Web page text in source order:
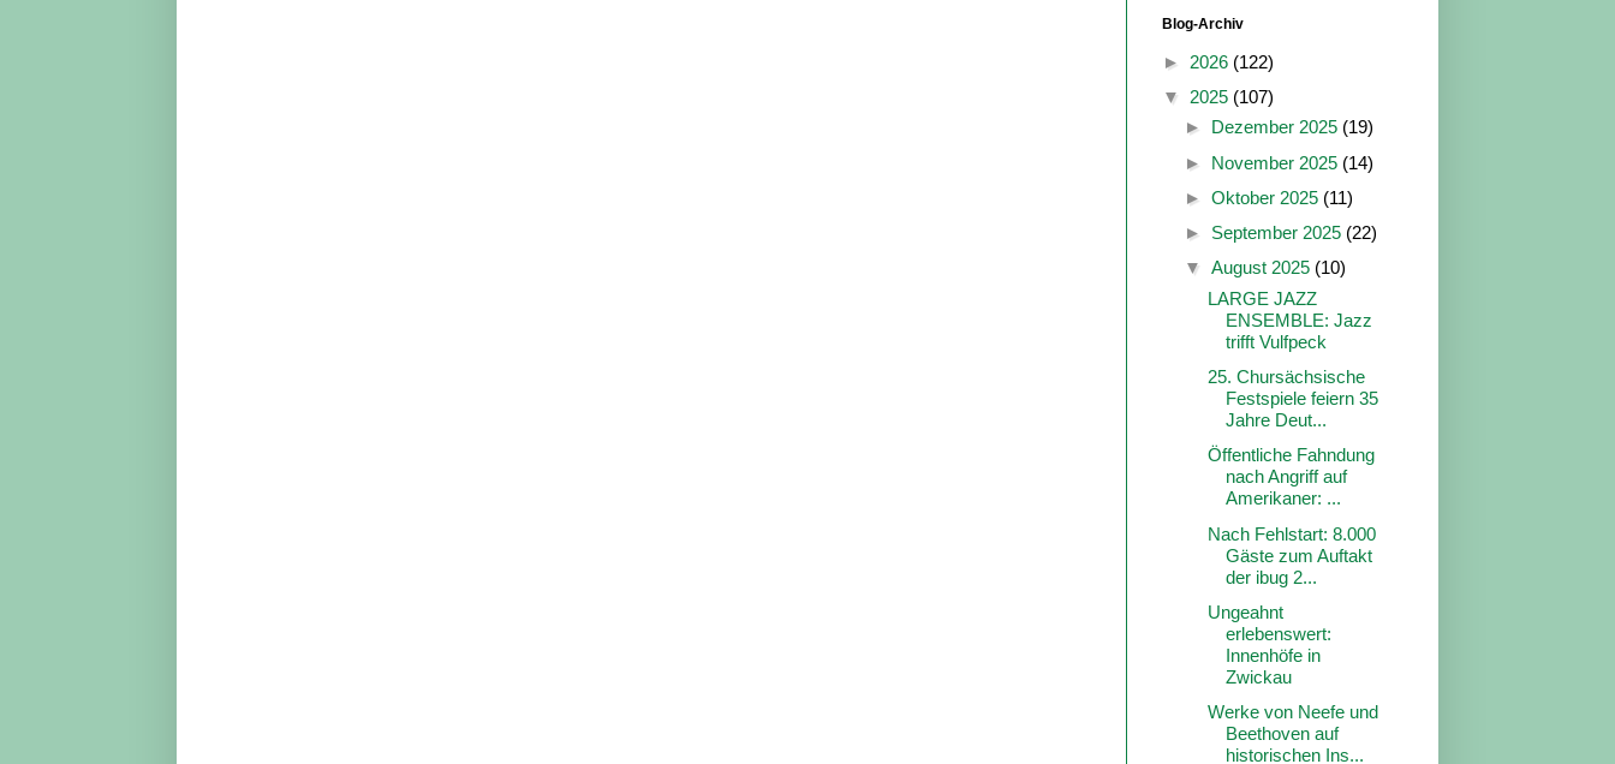
Blog-Archiv
► 2026 (122)
▼ 2025 (107)
► Dezember 2025 (19)
► November 2025 (14)
► Oktober 2025 (11)
► September 2025 (22)
▼ August 2025 (10)
LARGE JAZZ
ENSEMBLE: Jazz
trifft Vulfpeck
25. Chursächsische
Festspiele feiern 35
Jahre Deut...
Öffentliche Fahndung
nach Angriff auf
Amerikaner: ...
Nach Fehlstart: 8.000
Gäste zum Auftakt
der ibug 2...
Ungeahnt
erlebenswert:
Innenhöfe in
Zwickau
Werke von Neefe und
Beethoven auf
historischen Ins...